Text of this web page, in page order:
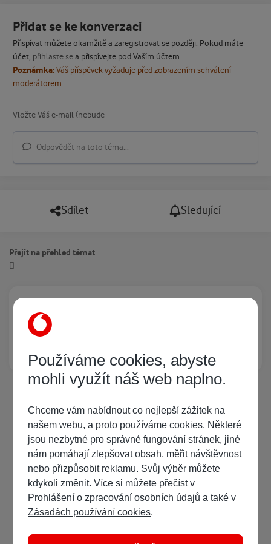
Přidat se ke konverzaci
Přispívat můžete okamžitě a zaregistrovat se později. Pokud máte
účet, přihlaste sea přispívejte pod Vaším účtem.
Poznámka:Váš příspěvek vyžaduje před zobrazením schválení
moderátorem.
Odpovědět na toto téma...
Sdílet Sledující
Přejít na přehled témat
Žádný registrovaný uživatel si neprohlíží tuto stránku
Používáme cookies, abyste
mohli využít náš web naplno.
Chceme vám nabídnout co nejlepší zážitek na
našem webu, a proto používáme cookies. Některé
jsou nezbytné pro správné fungování stránek, jiné
nám pomáhají zlepšovat obsah, měřit návštěvnost
nebo přizpůsobit reklamu. Svůj výběr můžete
kdykoli změnit. Více si můžete přečíst v
Prohlášení o zpracování osobních údajů a také v
Zásadách používání cookies.